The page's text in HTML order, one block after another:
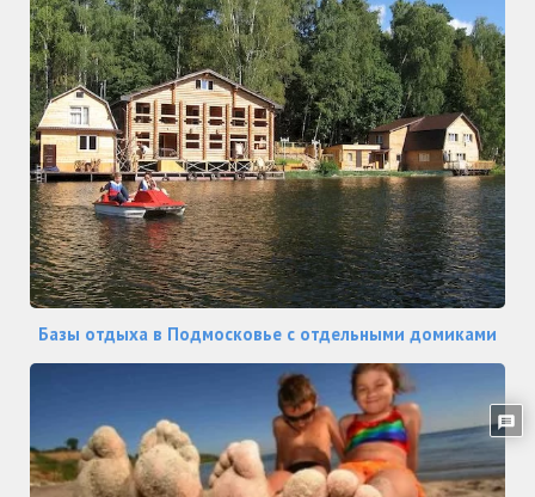
Базы отдыха в Подмосковье с отдельными домиками